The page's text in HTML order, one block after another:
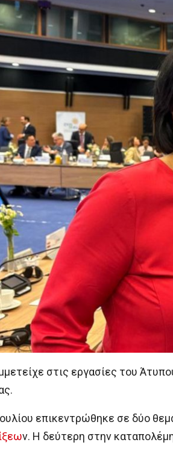
στις εργασίες του
επικεντρώθηκε σε δύο
ν. Η δεύτερη στην